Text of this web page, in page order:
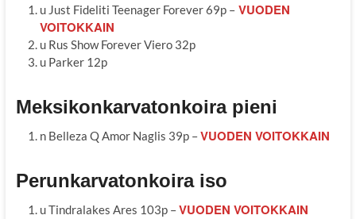
u Just Fideliti Teenager Forever 69p –VUODEN
VOITOKKAIN
u Rus Show Forever Viero 32p
u Parker 12p
Meksikonkarvatonkoira pieni
n Belleza Q Amor Naglis 39p –VUODEN VOITOKKAIN
Perunkarvatonkoira iso
u Tindralakes Ares 103p –VUODEN VOITOKKAIN